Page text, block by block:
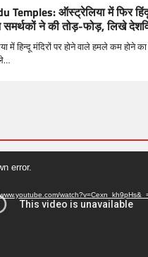
Temples: ऑस्ट्रेलिया में फिर
ने की तोड़-फोड़, लिखे
हिन्दू मंदिरों पर होने वाले हमले कम होने
error.